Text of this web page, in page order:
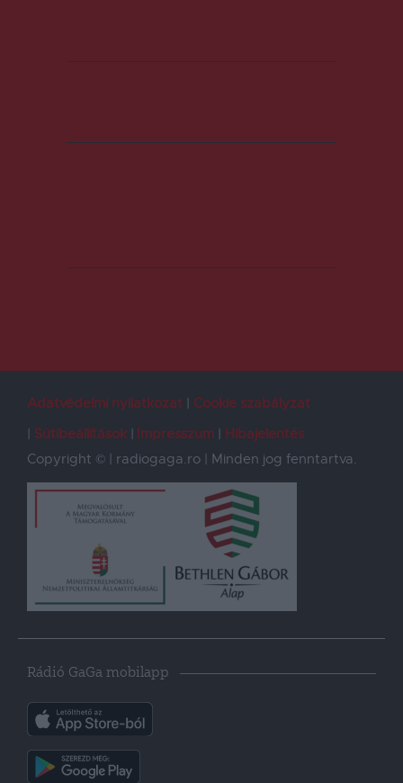
Adatvédelmi nyilatkozat
Cookie szabályzat
Sütibeállítások
Impresszum
Hibajelentés
Copyright © | radiogaga.ro | Minden jog fenntartva.
Rádió GaGa mobilapp